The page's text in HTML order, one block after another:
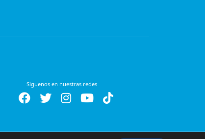
Síguenos en nuestras redes